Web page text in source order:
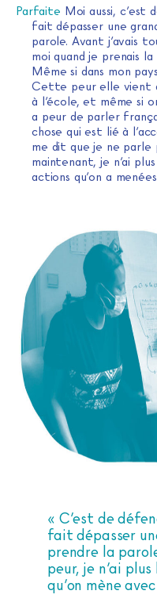
Parfaite Moi aussi, c’est
fait dépasser une
parole. Avant j’avais
moi quand je prenais
Même si dans mon
Cette peur elle vient
à l’école, et même si
a peur de parler
chose qui est lié à
me dit que je ne parle
maintenant, je n’ai
actions qu’on a
« C’est de
fait dépasser
prendre la
peur, je n’ai
qu’on mène